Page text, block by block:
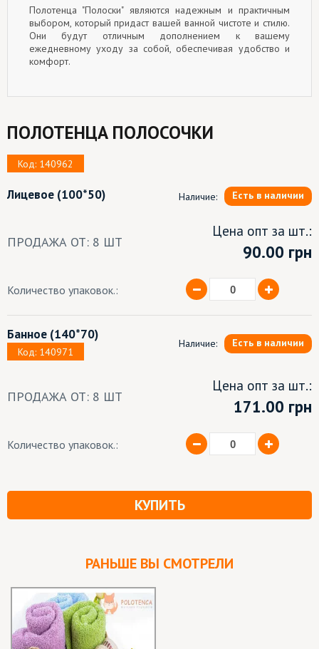
Полотенца "Полоски" являются надежным и практичным
выбором, который придаст вашей ванной чистоте и стилю.
Они будут отличным дополнением к вашему
ежедневному уходу за собой, обеспечивая удобство и
комфорт.
ПОЛОТЕНЦА ПОЛОСОЧКИ
Код: 140962
Лицевое (100*50) Наличие: Есть в наличии
ПРОДАЖА ОТ: 8 ШТ
Цена опт за шт.:
90.00 грн
Количество упаковок.:
Банное (140*70)
Код: 140971
Наличие: Есть в наличии
ПРОДАЖА ОТ: 8 ШТ
Цена опт за шт.:
171.00 грн
Количество упаковок.:
КУПИТЬ
РАНЬШЕ ВЫ СМОТРЕЛИ